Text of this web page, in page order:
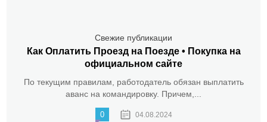
Свежие публикации
Как Оплатить Проезд на Поезде • Покупка на
официальном сайте
По текущим правилам, работодатель обязан выплатить
аванс на командировку. Причем,...
0 04.08.2024